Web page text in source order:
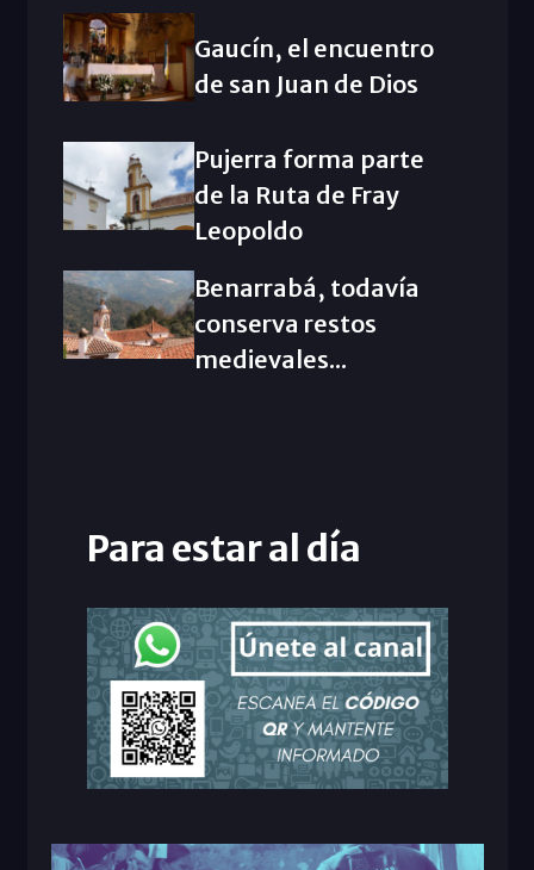
Gaucín, el encuentro
de san Juan de Dios
Pujerra forma parte
de la Ruta de Fray
Leopoldo
Benarrabá, todavía
conserva restos
medievales...
Para estar al día